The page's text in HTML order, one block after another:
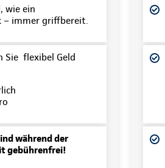
wie ein
– immer griffbereit.
Sie flexibel Geld
während der
gebührenfrei!